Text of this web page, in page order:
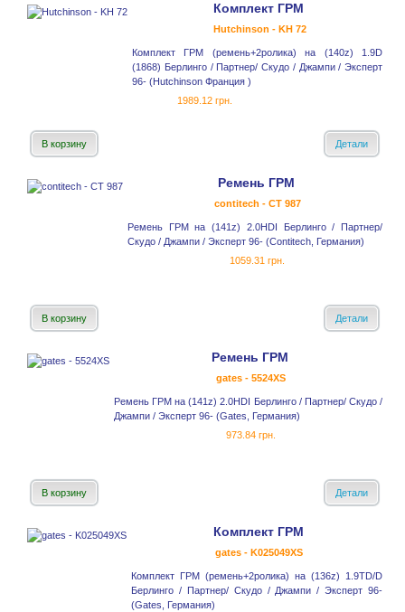
Комплект ГРМ
Hutchinson - KH 72
Комплект ГРМ (ремень+2ролика) на (140z) 1.9D
(1868) Берлинго / Партнер/ Скудо / Джампи / Эксперт
96- (Hutchinson Франция )
1989.12 грн.
В корзину Детали
Ремень ГРМ
contitech - CT 987
Ремень ГРМ на (141z) 2.0HDI Берлинго / Партнер/
Скудо / Джампи / Эксперт 96- (Contitech, Германия)
1059.31 грн.
В корзину Детали
Ремень ГРМ
gates - 5524XS
Ремень ГРМ на (141z) 2.0HDI Берлинго / Партнер/ Скудо /
Джампи / Эксперт 96- (Gates, Германия)
973.84 грн.
В корзину Детали
Комплект ГРМ
gates - K025049XS
Комплект ГРМ (ремень+2ролика) на (136z) 1.9TD/D
Берлинго / Партнер/ Скудо / Джампи / Эксперт 96-
(Gates, Германия)